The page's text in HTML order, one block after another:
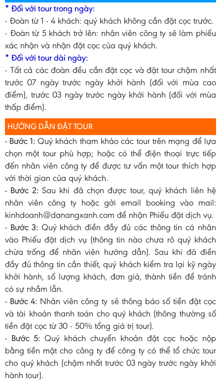
* Đối với tour trong ngày:
- Đoàn từ 1 - 4 khách: quý khách không cần đặt cọc trước.
- Đoàn từ 5 khách trở lên: nhân viên công ty sẽ làm phiếu
xác nhận và nhận đặt cọc của quý khách.
* Đối với tour dài ngày:
- Tất cả các đoàn đều cần đặt cọc và đặt tour chậm nhất
trước 07 ngày trước ngày khởi hành (đối với mùa cao
điểm), trước 03 ngày trước ngày khởi hành (đối với mùa
thấp điểm).
HƯỚNG DẪN ĐẶT TOUR
- Bước 1: Quý khách tham khảo các tour trên mạng để lựa
chọn một tour phù hợp; hoặc có thể điện thoại trực tiếp
đến nhân viên công ty để được tư vấn một tour thích hợp
với thời gian của quý khách.
- Bước 2: Sau khi đã chọn được tour, quý khách liên hệ
nhân viên công ty hoặc gởi email booking vào mail:
kinhdoanh@danangxanh.com để nhận Phiếu đặt dịch vụ.
- Bước 3: Quý khách điền đầy đủ các thông tin cá nhân
vào Phiếu đặt dịch vụ (thông tin nào chưa rõ quý khách
chừa trống để nhân viên hướng dẫn). Sau khi đã điền
đầy đủ thông tin cần thiết, quý khách kiểm tra lại kỹ ngày
khởi hành, số lượng khách, đơn giá, thành tiền để tránh
có sự nhầm lẫn.
- Bước 4: Nhân viên công ty sẽ thông báo số tiền đặt cọc
và tài khoản thanh toán cho quý khách (thông thường số
tiền đặt cọc từ 30 - 50% tổng giá trị tour).
- Bước 5: Quý khách chuyển khoản đặt cọc hoặc nộp
bằng tiền mặt cho công ty để công ty có thể tổ chức tour
cho quý khách (chậm nhất trước 03 ngày trước ngày khởi
hành tour).